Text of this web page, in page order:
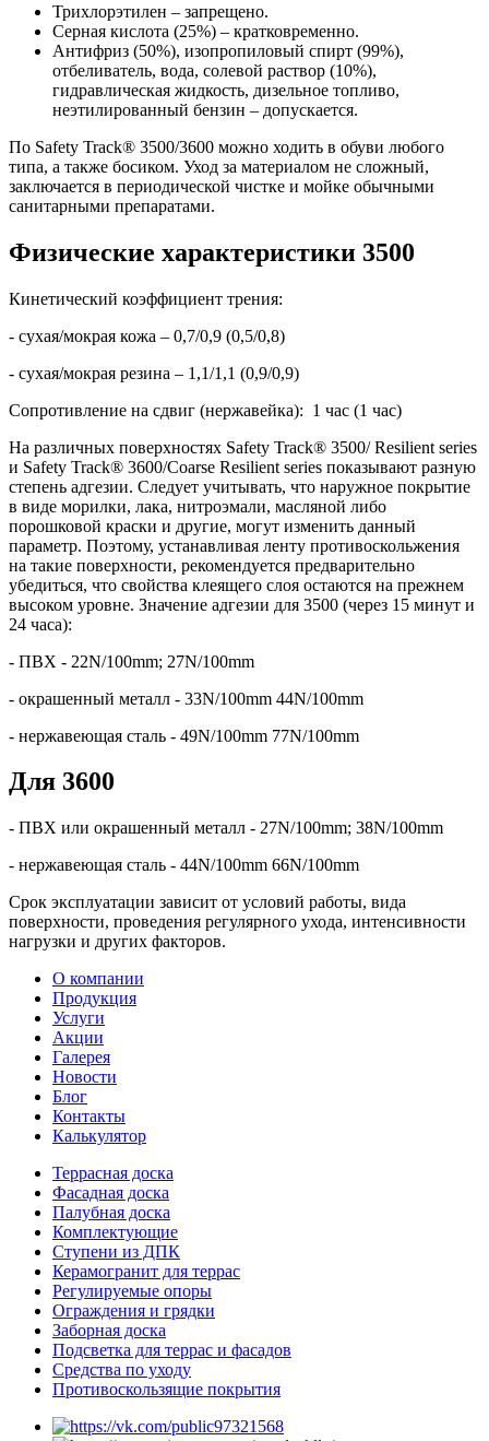
Трихлорэтилен – запрещено.
Серная кислота (25%) – кратковременно.
Антифриз (50%), изопропиловый спирт (99%),
отбеливатель, вода, солевой раствор (10%),
гидравлическая жидкость, дизельное топливо,
неэтилированный бензин – допускается.
По Safety Track® 3500/3600 можно ходить в обуви любого
типа, а также босиком. Уход за материалом не сложный,
заключается в периодической чистке и мойке обычными
санитарными препаратами.
Физические характеристики 3500
Кинетический коэффициент трения:
- сухая/мокрая кожа – 0,7/0,9 (0,5/0,8)
- сухая/мокрая резина – 1,1/1,1 (0,9/0,9)
Сопротивление на сдвиг (нержавейка): 1 час (1 час)
На различных поверхностях Safety Track® 3500/ Resilient series
и Safety Track® 3600/Coarse Resilient series показывают разную
степень адгезии. Следует учитывать, что наружное покрытие
в виде морилки, лака, нитроэмали, масляной либо
порошковой краски и другие, могут изменить данный
параметр. Поэтому, устанавливая ленту противоскольжения
на такие поверхности, рекомендуется предварительно
убедиться, что свойства клеящего слоя остаются на прежнем
высоком уровне. Значение адгезии для 3500 (через 15 минут и
24 часа):
- ПВХ - 22N/100mm; 27N/100mm
- окрашенный металл - 33N/100mm 44N/100mm
- нержавеющая сталь - 49N/100mm 77N/100mm
Для 3600
- ПВХ или окрашенный металл - 27N/100mm; 38N/100mm
- нержавеющая сталь - 44N/100mm 66N/100mm
Срок эксплуатации зависит от условий работы, вида
поверхности, проведения регулярного ухода, интенсивности
нагрузки и других факторов.
О компании
Продукция
Услуги
Акции
Галерея
Новости
Блог
Контакты
Калькулятор
Террасная доска
Фасадная доска
Палубная доска
Комплектующие
Ступени из ДПК
Керамогранит для террас
Регулируемые опоры
Ограждения и грядки
Заборная доска
Подсветка для террас и фасадов
Средства по уходу
Противоскользящие покрытия